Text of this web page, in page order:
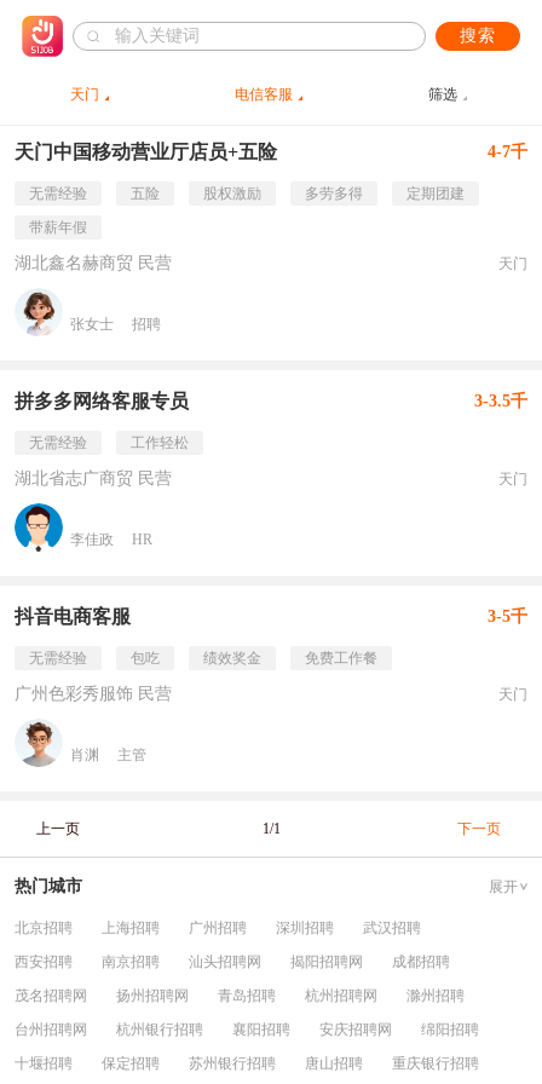
搜索
天门 电信客服 筛选
天门中国移动营业厅店员+五险 4-7千
无需经验 五险 股权激励 多劳多得
定期团建
带薪年假
湖北鑫名赫商贸 民营 天门
张女士 招聘
拼多多网络客服专员 3-3.5千
无需经验 工作轻松
湖北省志广商贸 民营 天门
李佳政 HR
抖音电商客服 3-5千
无需经验 包吃 绩效奖金 免费工作餐
广州色彩秀服饰 民营 天门
肖渊 主管
上一页 1/1 下一页
热门城市 展开
北京招聘 上海招聘 广州招聘 深圳招聘
武汉招聘
西安招聘
南京招聘 汕头招聘网 揭阳招聘网
成都招聘
茂名招聘网
扬州招聘网 青岛招聘 杭州招聘网
滁州招聘
台州招聘网
杭州银行招聘 襄阳招聘 安庆招聘网
绵阳招聘
十堰招聘
保定招聘 苏州银行招聘 唐山招聘 重庆银行招聘